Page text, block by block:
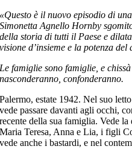
«Questo è il nuovo episodio di
Simonetta Agnello Hornby
della storia di tutti il Paese e
visione d’insieme e la potenza del
Le famiglie sono famiglie, e
nasconderanno, confonderanno.
Palermo, estate 1942. Nel suo
vede passare davanti agli occhi,
recente della sua famiglia. Vede
Maria Teresa, Anna e Lia, i figli
vede anche i bastardi, e nel